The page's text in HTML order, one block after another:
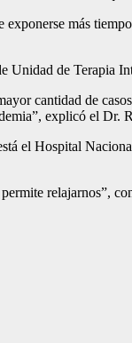
más
Unidad de Terapia
cantidad de
explicó el
el Hospital
relajarnos”,